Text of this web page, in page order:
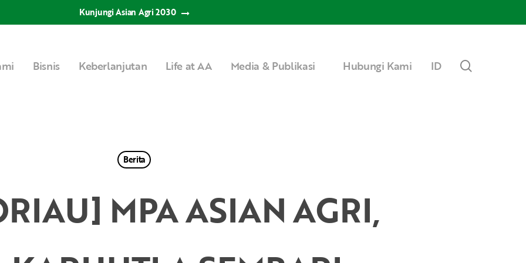
Kunjungi Asian Agri 2030
Bisnis Keberlanjutan Life at AA Media & Publikasi Hubungi Kami ID
Berita